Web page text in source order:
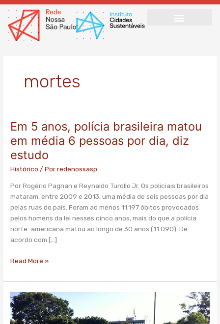
Ir
para
conteúdo
mortes
Em 5 anos, polícia brasileira matou
em média 6 pessoas por dia, diz
estudo
Histórico / Porredenossasp
Por Rogério Pagnan e Reynaldo Turollo Jr. Os policiais brasileiros
mataram, entre 2009 e 2013, uma média de seis pessoas por dia
pelas ruas do país. Foram ao menos 11.197 óbitos provocados
pelos homens da lei nesses cinco anos, mais do que a polícia
norte-americana matou ao longo de 30 anos (11.090). De
acordo com […]
Em
anos,
polícia
brasileira
em
média
6
pessoas
por
dia,
estudo
Read More »
Número
de
mortes